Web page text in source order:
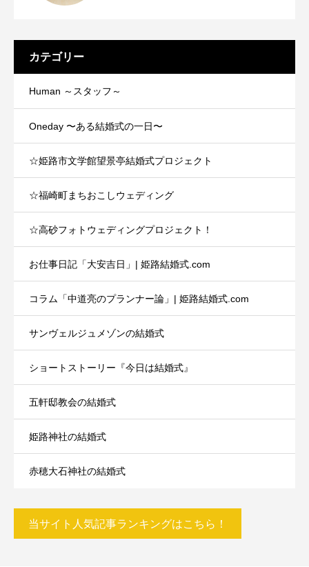
カテゴリー
Human ～スタッフ～
Oneday 〜ある結婚式の一日〜
☆姫路市文学館望景亭結婚式プロジェクト
☆福崎町まちおこしウェディング
☆高砂フォトウェディングプロジェクト！
お仕事日記「大安吉日」| 姫路結婚式.com
コラム「中道亮のプランナー論」| 姫路結婚式.com
サンヴェルジュメゾンの結婚式
ショートストーリー『今日は結婚式』
五軒邸教会の結婚式
姫路神社の結婚式
赤穂大石神社の結婚式
当サイト人気記事ランキングはこちら！